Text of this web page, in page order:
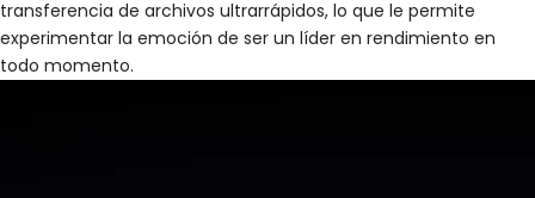
transferencia de archivos ultrarrápidos, lo que le permite
experimentar la emoción de ser un líder en rendimiento en
todo momento.